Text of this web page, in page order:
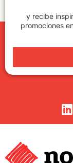
y recibe
promociones